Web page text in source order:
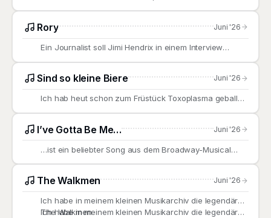
Rory Juni '26
Ein Journalist soll Jimi Hendrix in einem Interview
Sind so kleine Biere Juni '26
Ich hab heut schon zum Früstück Toxoplasma geballert
I’ve Gotta Be Me… Juni '26
…ist ein beliebter Song aus dem Broadway-Musical
The Walkmen Juni '26
Ich habe in meinem kleinen Musikarchiv die legendären
The Walkmen
Ich habe in meinem kleinen Musikarchiv die legendären